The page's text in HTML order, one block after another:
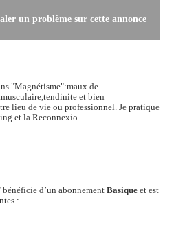
un problème sur cette annonce
"Magnétisme":maux de
et bien
lieu de vie ou professionnel. Je pratique
et la Reconnexio
d’un abonnement Basique et est
: